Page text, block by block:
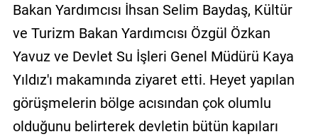
Bakan Yardımcısı İhsan Selim Baydaş, Kültür
ve Turizm Bakan Yardımcısı Özgül Özkan
Yavuz ve Devlet Su İşleri Genel Müdürü Kaya
Yıldız'ı makamında ziyaret etti. Heyet yapılan
görüşmelerin bölge acısından çok olumlu
olduğunu belirterek devletin bütün kapıları